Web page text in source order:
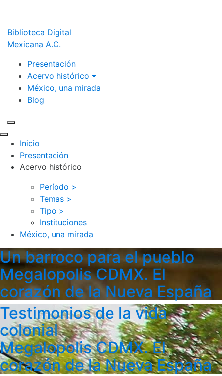
Biblioteca Digital
Mexicana A.C.
Presentación
Acervo histórico
México, una mirada
Blog
Inicio
Presentación
Acervo histórico
Período >
Temas >
Tipo >
Instituciones
México, una mirada
Un barroco para el pueblo
Megalopolis CDMX. El
corazón de la Nueva España
Testimonios de la vida
colonial
Megalopolis CDMX. El
corazón de la Nueva España